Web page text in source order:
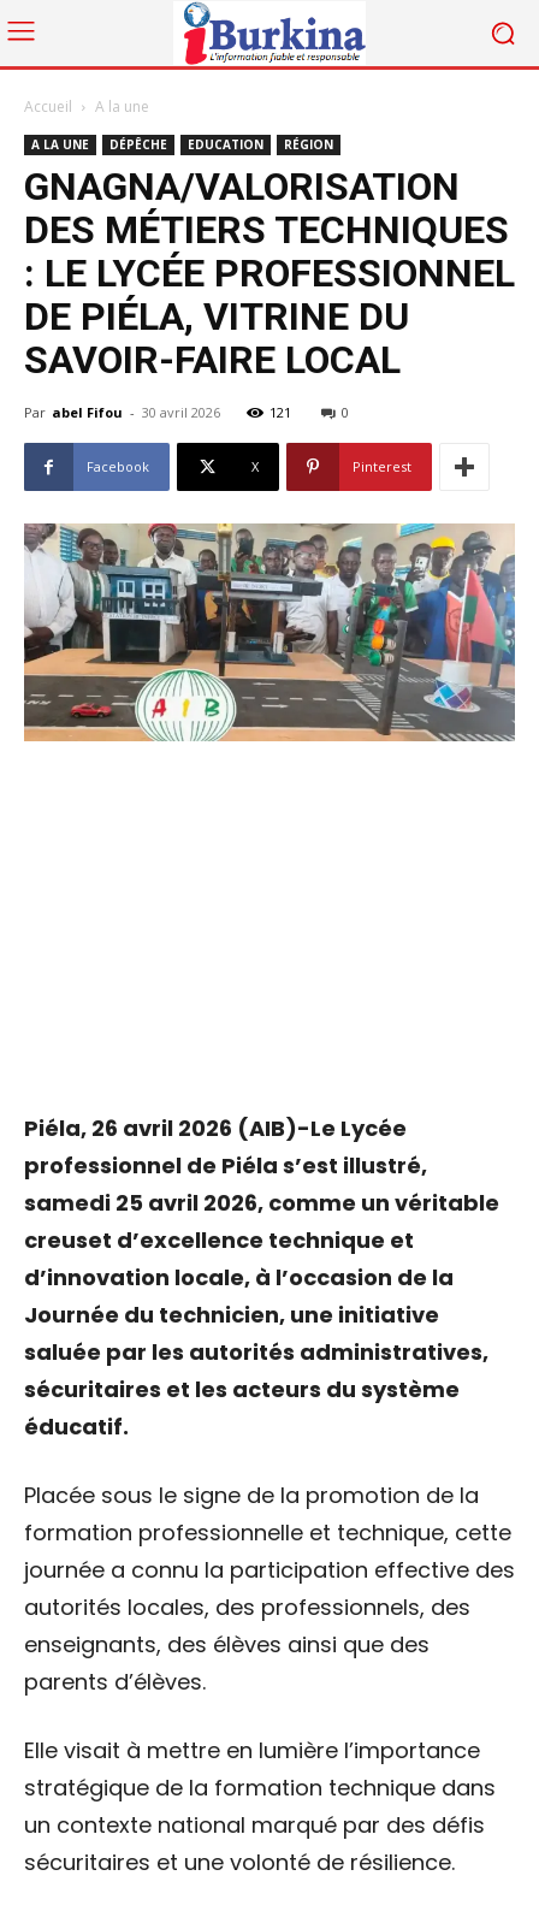
Accueil A la une
A LA UNE DÉPÊCHE EDUCATION RÉGION
GNAGNA/VALORISATION
DES MÉTIERS TECHNIQUES
: LE LYCÉE PROFESSIONNEL
DE PIÉLA, VITRINE DU
SAVOIR-FAIRE LOCAL
Par abel Fifou - 30 avril 2026 121 0
Facebook X Pinterest
Piéla, 26 avril 2026 (AIB)-Le Lycée
professionnel de Piéla s’est illustré,
samedi 25 avril 2026, comme un véritable
creuset d’excellence technique et
d’innovation locale, à l’occasion de la
Journée du technicien, une initiative
saluée par les autorités administratives,
sécuritaires et les acteurs du système
éducatif.
Placée sous le signe de la promotion de la
formation professionnelle et technique, cette
journée a connu la participation effective des
autorités locales, des professionnels, des
enseignants, des élèves ainsi que des
parents d’élèves.
Elle visait à mettre en lumière l’importance
stratégique de la formation technique dans
un contexte national marqué par des défis
sécuritaires et une volonté de résilience.